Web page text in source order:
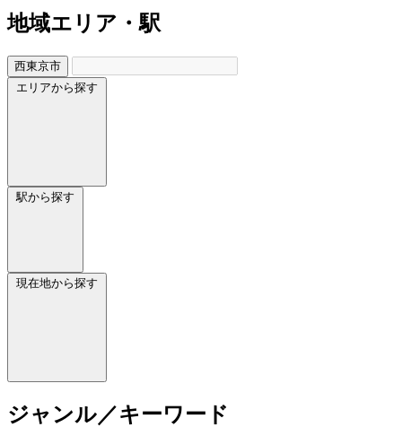
地域エリア・駅
西東京市
エリアから探す
駅から探す
現在地から探す
ジャンル／キーワード